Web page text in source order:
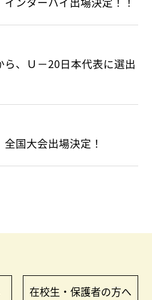
、Ｕ－20日本代表に選出
国大会出場決定！
在校生・保護者の方へ